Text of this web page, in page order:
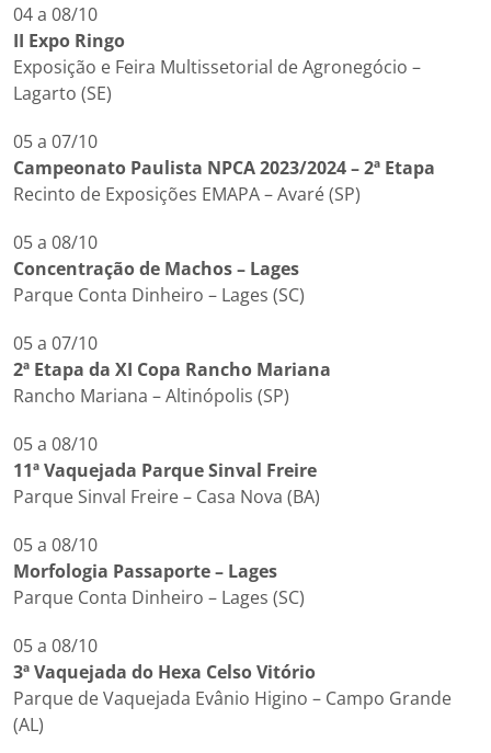
04 a 08/10
II Expo Ringo
Exposição e Feira Multissetorial de Agronegócio –
Lagarto (SE)
05 a 07/10
Campeonato Paulista NPCA 2023/2024 – 2ª Etapa
Recinto de Exposições EMAPA – Avaré (SP)
05 a 08/10
Concentração de Machos – Lages
Parque Conta Dinheiro – Lages (SC)
05 a 07/10
2ª Etapa da XI Copa Rancho Mariana
Rancho Mariana – Altinópolis (SP)
05 a 08/10
11ª Vaquejada Parque Sinval Freire
Parque Sinval Freire – Casa Nova (BA)
05 a 08/10
Morfologia Passaporte – Lages
Parque Conta Dinheiro – Lages (SC)
05 a 08/10
3ª Vaquejada do Hexa Celso Vitório
Parque de Vaquejada Evânio Higino – Campo Grande
(AL)